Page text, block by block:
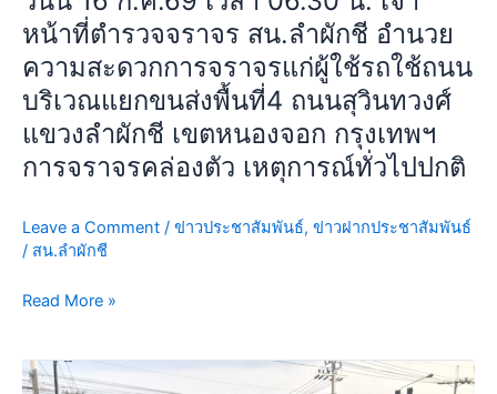
หน้าที่ตำรวจจราจร สน.ลำผักชี อำนวย
ความสะดวกการจราจรแก่ผู้ใช้รถใช้ถนน
บริเวณแยกขนส่งพื้นที่4 ถนนสุวินทวงศ์
แขวงลำผักชี เขตหนองจอก กรุงเทพฯ
การจราจรคล่องตัว เหตุการณ์ทั่วไปปกติ
Leave a Comment / ข่าวประชาสัมพันธ์, ข่าวฝากประชาสัมพันธ์
/ สน.ลำผักชี
ความ
สะดวก
การ
จราจร
แก่
ผู้
ใช้
ใช้
ถนน
แยก
ถนน
Read More »
วัน